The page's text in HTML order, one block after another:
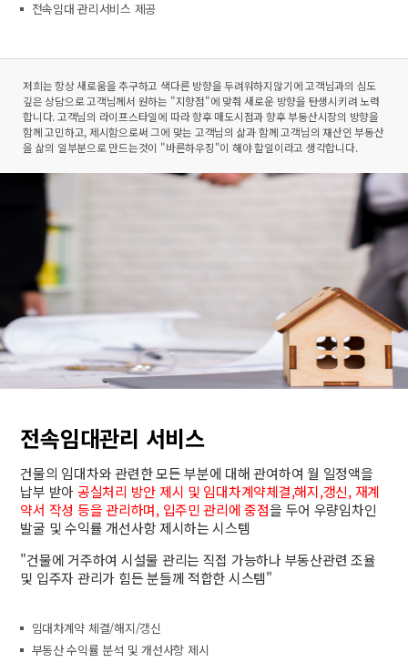
전속임대 관리서비스 제공
저희는 항상 새로움을 추구하고 색다른 방향을 두려워하지않기에 고객님과의 심도
깊은 상담으로 고객님께서 원하는 "지향점"에 맞춰 새로운 방향을 탄생시키려 노력
합니다. 고객님의 라이프스타일에 따라 향후 매도시점과 향후 부동산시장의 방향을
함께 고민하고, 제시함으로써 그에 맞는 고객님의 삶과 함께 고객님의 재산인​ 부동산
을 삶의 일부분으로 만드는것이 "바른하우징"이 해야 할일이라고 생각합니다.
전속임대관리 서비스
건물의 임대차와 관련한 모든 부분에 대해 관여하여 월 일정액을
납부 받아공실처리 방안 제시 및 임대차계약체결,해지,갱신, 재계
약서 작성 등을 관리하며, 입주민 관리에 중점을 두어 우량임차인
발굴 및 수익률 개선사항 제시하는 시스템
"건물에 거주하여 시설물 관리는 직접 가능하나 부동산관련 조율
및 입주자 관리가 힘든 분들께 적합한 시스템"
임대차계약 체결/해지/갱신
부동산 수익률 분석 및 개선사항 제시